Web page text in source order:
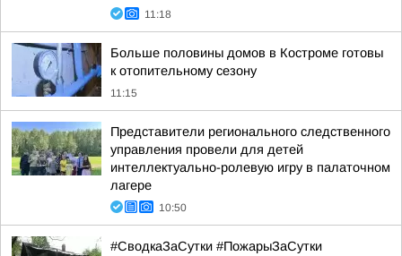
11:18
Больше половины домов в Костроме готовы
к отопительному сезону
11:15
Представители регионального следственного
управления провели для детей
интеллектуально-ролевую игру в палаточном
лагере
10:50
#СводкаЗаСутки #ПожарыЗаСутки